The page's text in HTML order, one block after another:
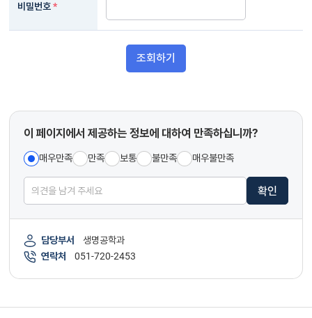
비밀번호*
조회하기
이 페이지에서 제공하는 정보에 대하여 만족하십니까?
매우만족 만족 보통 불만족 매우불만족
확인
담당부서
생명공학과
연락처
051-720-2453